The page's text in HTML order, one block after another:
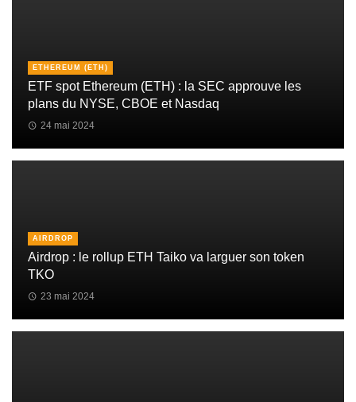
ETHEREUM (ETH)
ETF spot Ethereum (ETH) : la SEC approuve les
plans du NYSE, CBOE et Nasdaq
24 mai 2024
AIRDROP
Airdrop : le rollup ETH Taiko va larguer son token
TKO
23 mai 2024